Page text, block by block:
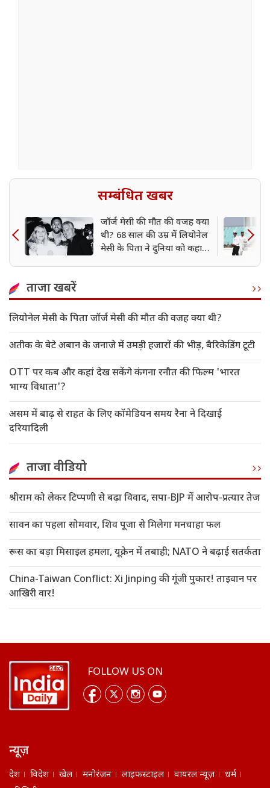
सम्बंधित खबर
जॉर्ज मेसी की मौत की वजह क्या
थी? 68 साल की उम्र में लियोनेल
मेसी के पिता ने दुनिया को कहा
ताजा खबरें
लियोनेल मेसी के पिता जॉर्ज मेसी की मौत की वजह क्या थी?
अतीक के बेटे अबान के जनाजे में उमड़ी हजारों की भीड़, बैरिकेडिंग टूटी
OTT पर कब और कहां देख सकेंगे कंगना रनौत की फिल्म 'भारत
भाग्य विधाता'?
असम में बाढ़ से राहत के लिए कॉमेडियन समय रैना ने दिखाई
दरियादिली
ताजा वीडियो
श्रीराम को लेकर टिप्पणी से बढ़ा विवाद, सपा-BJP में आरोप-प्रत्यार तेज
सावन का पहला सोमवार, शिव पूजा से मिलेगा मनचाहा फल
रूस का बड़ा मिसाइल हमला, यूक्रेन में तबाही; NATO ने बढ़ाई सतर्कता
China-Taiwan Conflict: Xi Jinping की गूंजी पुकार! ताइवान पर
आखिरी वार!
FOLLOW US ON
न्यूज़
देश विदेश खेल मनोरंजन लाइफस्टाइल वायरल न्यूज़
धर्म